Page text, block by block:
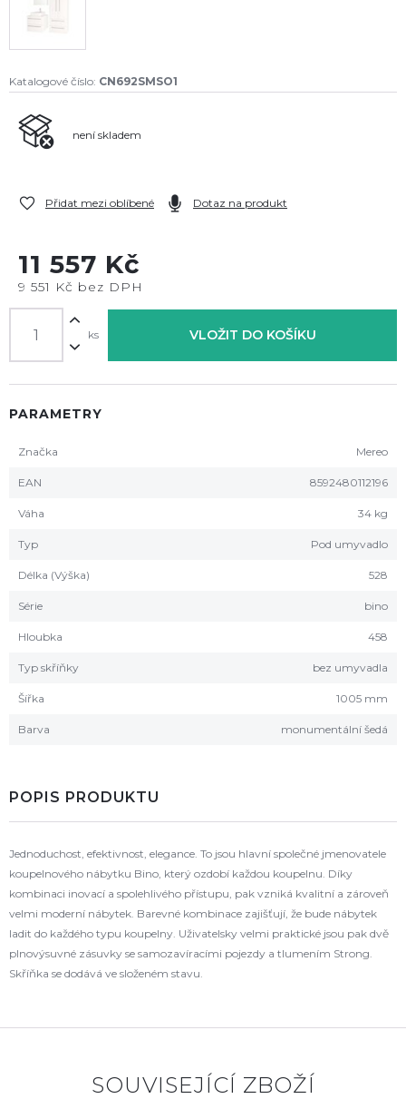
Katalogové číslo: CN692SMSO1
není skladem
Přidat mezi oblíbené Dotaz na produkt
11 557 Kč
9 551 Kč bez DPH
ks VLOŽIT DO KOŠÍKU
PARAMETRY
Značka Mereo
EAN 8592480112196
Váha 34 kg
Typ Pod umyvadlo
Délka (Výška) 528
Série bino
Hloubka 458
Typ skříňky bez umyvadla
Šířka 1005 mm
Barva monumentální šedá
POPIS PRODUKTU
Jednoduchost, efektivnost, elegance. To jsou hlavní společné jmenovatele
koupelnového nábytku Bino, který ozdobí každou koupelnu. Díky
kombinaci inovací a spolehlivého přístupu, pak vzniká kvalitní a zároveň
velmi moderní nábytek. Barevné kombinace zajišťují, že bude nábytek
ladit do každého typu koupelny. Uživatelsky velmi praktické jsou pak dvě
plnovýsuvné zásuvky se samozavíracími pojezdy a tlumením Strong.
Skříňka se dodává ve složeném stavu.
SOUVISEJÍCÍ ZBOŽÍ